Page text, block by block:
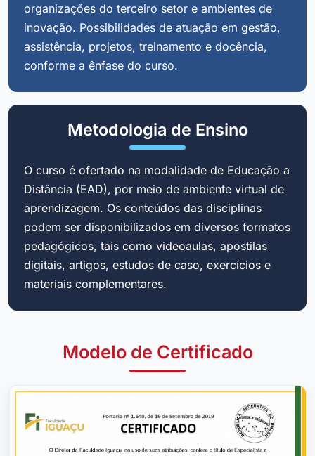
organizações do terceiro setor e ambientes de
inovação. Possibilidades de atuação em gestão,
assistência, projetos, treinamento e docência,
conforme a ênfase do curso.
Metodologia de Ensino
O curso é ofertado na modalidade de Educação a
Distância (EAD), por meio de ambiente virtual de
aprendizagem. Os conteúdos das disciplinas
podem ser disponibilizados em diversos formatos
pedagógicos, tais como videoaulas, apostilas
digitais, artigos, estudos de caso, exercícios e
materiais complementares.
Modelo de Certificado